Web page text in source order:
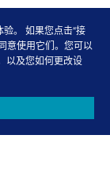
。 如果您点击“接
意使用它们。您可以
以及您如何更改设